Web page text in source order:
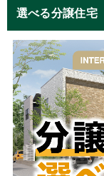
選べる分譲住宅